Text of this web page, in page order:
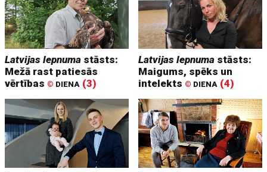
Latvijas lepnuma stāsts:
Mežā rast patiesās
vērtības © DIENA (3)
Latvijas lepnuma stāsts:
Maigums, spēks un
intelekts © DIENA (4)